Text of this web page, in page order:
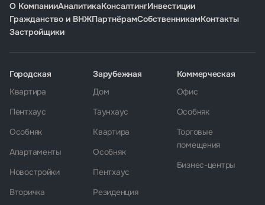
О КомпанииАналитикаКонсалтингИнвестиции
Гражданство и ВНЖПартнёрамСобственникамКонтакты
Застройщики
Городская
Квартира
Пентхаус
Особняк
Апартаменты
Новостройки
Вторичка
Зарубежная
Дом
Таунхаус
Квартира
Особняк
Пентхаус
Резиденция
Коммерческая
Офис
Особняк
Торговые
помещения
Бизнес-центры